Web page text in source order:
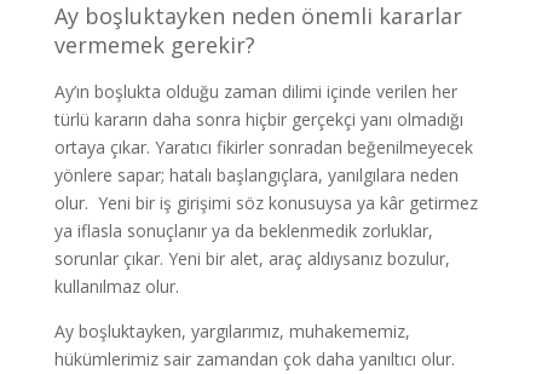
Ay boşluktayken neden önemli kararlar
vermemek gerekir?
Ay’ın boşlukta olduğu zaman dilimi içinde verilen her
türlü kararın daha sonra hiçbir gerçekçi yanı olmadığı
ortaya çıkar. Yaratıcı fikirler sonradan beğenilmeyecek
yönlere sapar; hatalı başlangıçlara, yanılgılara neden
olur. Yeni bir iş girişimi söz konusuysa ya kâr getirmez
ya iflasla sonuçlanır ya da beklenmedik zorluklar,
sorunlar çıkar. Yeni bir alet, araç aldıysanız bozulur,
kullanılmaz olur.
Ay boşluktayken, yargılarımız, muhakememiz,
hükümlerimiz sair zamandan çok daha yanıltıcı olur.